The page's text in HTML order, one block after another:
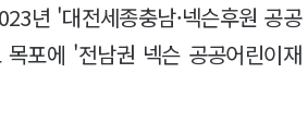
년 '대전세종충남·넥슨후원 공공
포에 '전남권 넥슨 공공어린이재